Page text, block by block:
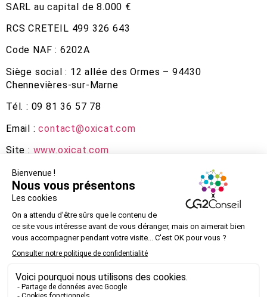
SARL au capital de 8.000 €
RCS CRETEIL 499 326 643
Code NAF : 6202A
Siège social : 12 allée des Ormes – 94430
Chennevières-sur-Marne
Tél. : 09 81 36 57 78
Email :contact@oxicat.com
Site : www.oxicat.com
Design graphique des infographies « Nos offres » et
« Nos valeurs », des pictogrammes « des chiffres et
des lettres » et des pictogrammes « géométriques »
et de la carte de vœux 2019 conçus et réalisés par
www.sophiegauthierstudio.com
© 2026 - CG2 Conseil - Tous droits réservés